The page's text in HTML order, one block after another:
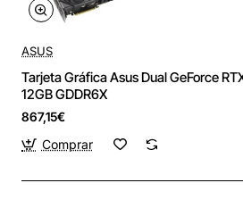
ASUS
Tarjeta Gráfica Asus Dual GeForce
12GB GDDR6X
867,15€
Comprar